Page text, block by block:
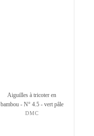
Aiguilles à tricoter en
bambou - N° 4.5 - vert pâle
DMC
Non merci !